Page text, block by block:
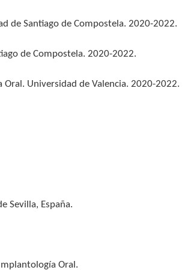
de Santiago de Compostela. 2020-2022.
de Compostela. 2020-2022.
Universidad de Valencia. 2020-2022.
Sevilla, España.
Oral.